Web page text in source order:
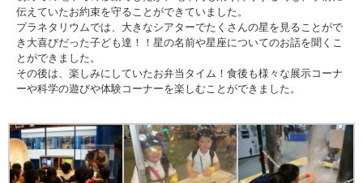
伝えていたお約束を守ることができていました。
プラネタリウムでは、大きなシアターでたくさんの星を見ることがで
き大喜びだった子ども達！！星の名前や星座についてのお話を聞くこ
とができました。
その後は、楽しみにしていたお弁当タイム！食後も様々な展示コーナ
ーや科学の遊びや体験コーナーを楽しむことができました。
採用情報
よくあるご質問
ケイアイクラブ